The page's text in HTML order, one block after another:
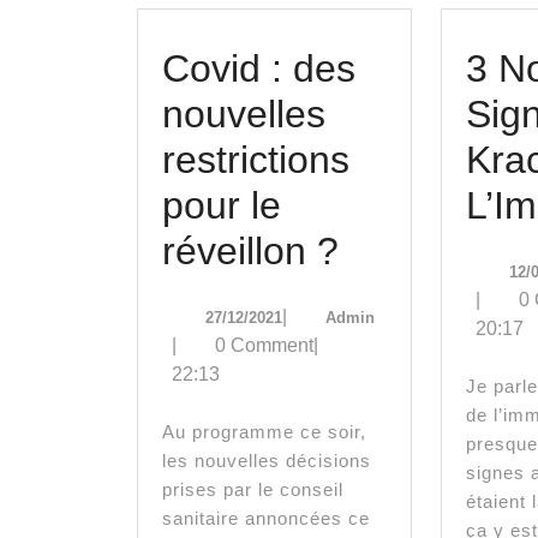
Covid : des
nouvelles
restrictions
pour le
réveillon ?
nouvelles
restrictions
pour
le
27/12/202127/12/2021
Admin
0 Comment
22:13
Au programme ce soir,
les nouvelles décisions
prises par le conseil
sanitaire annoncées ce
3
12/
0
20:17
Je parle ici de la baisse
de
signes
étaient
ça y